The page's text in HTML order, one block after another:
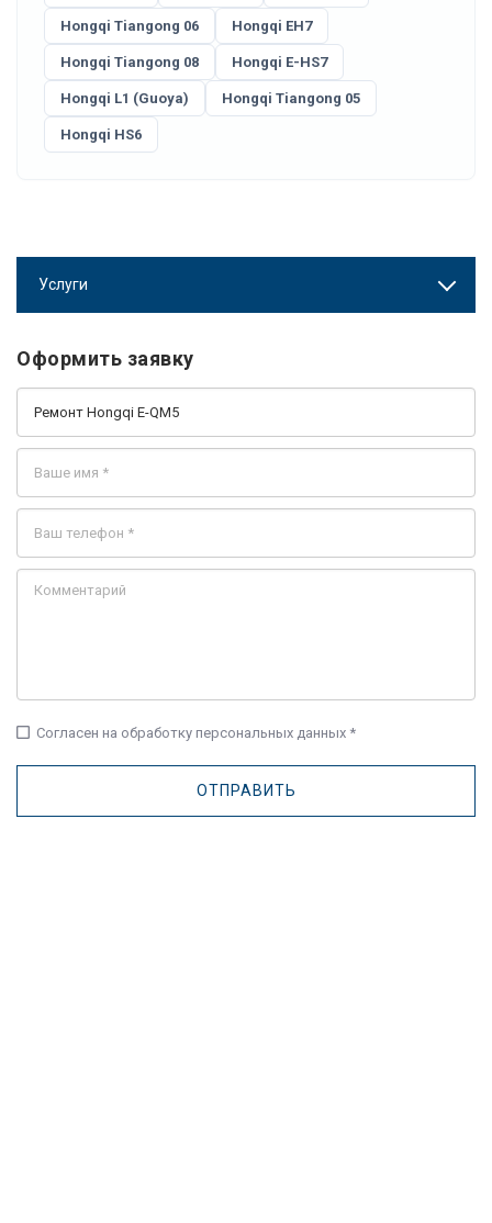
Hongqi Tiangong 06 Hongqi EH7
Hongqi Tiangong 08 Hongqi E-HS7
Hongqi L1 (Guoya) Hongqi Tiangong 05
Hongqi HS6
Услуги
Оформить заявку
check_box_outline_blank Согласен на обработку персональных данных *